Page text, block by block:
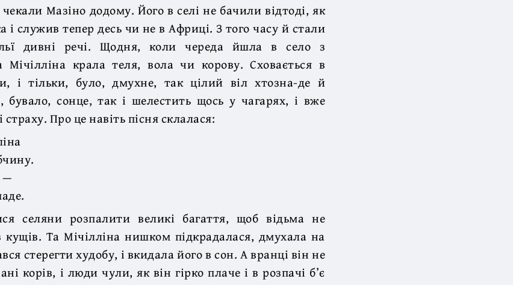
Мазіно додому. Його в селі не бачили відтоді, як
і служив тепер десь чи не в Африці. З того часу й стали
дивні речі. Щодня, коли череда йшла в село з
Мічілліна крала теля, вола чи корову. Сховається в
і тільки, було, дмухне, так цілий віл хтозна-де й
бувало, сонце, так і шелестить щось у чагарях, і вже
Про це навіть пісня склалася:
—
селяни розпалити великі багаття, щоб відьма не
Та Мічілліна нишком підкрадалася, дмухала на
стерегти худобу, і вкидала його в сон. А вранці він не
корів, і люди чули, як він гірко плаче і в розпачі б’є